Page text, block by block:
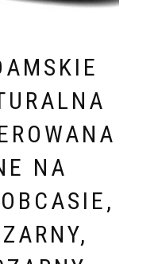
NA